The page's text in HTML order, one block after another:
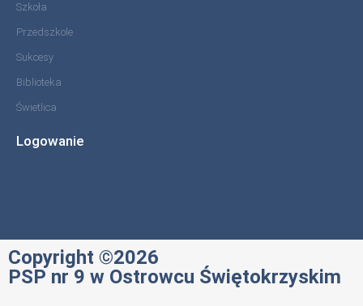
Szkoła
Przedszkole
Sukcesy
Biblioteka
Świetlica
Logowanie
Copyright ©2026
PSP nr 9 w Ostrowcu Świętokrzyskim